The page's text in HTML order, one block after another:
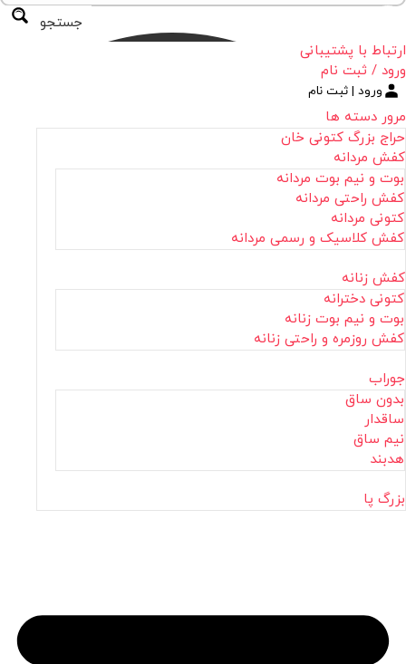
جستجو
ارتباط با پشتیبانی
ورود / ثبت نام
ورود | ثبت نام
مرور دسته ها
حراج بزرگ کتونی خان
کفش مردانه
بوت و نیم بوت مردانه
کفش راحتی مردانه
کتونی مردانه
کفش کلاسیک و رسمی مردانه
کفش زنانه
کتونی دخترانه
بوت و نیم بوت زنانه
کفش روزمره و راحتی زنانه
جوراب
بدون ساق
ساقدار
نیم ساق
هدبند
بزرگ پا